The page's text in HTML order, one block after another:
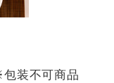
装不可商品